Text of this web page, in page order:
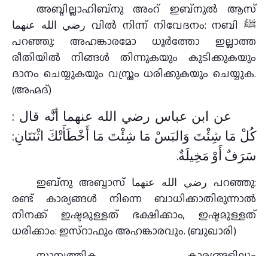
അബ്ദില്ലാഹിബ്നു അംറ് ഇബ്നുൽ ആസ്
رضي الله عنهما വിൽ നിന്ന് നിവേദനം: നബി ﷺ
പറഞ്ഞു: അഹങ്കാരമോ ധൂർത്തോ ഇല്ലാത്ത
രീതിയിൽ നിങ്ങൾ തിന്നുകയും കുടിക്കുകയും
ദാനം ചെയ്യുകയും വസ്ത്രം ധരിക്കുകയും ചെയ്യുക.
(അഹ്മദ്)
عن ابن عباس رضي الله عنهما أنَّه قال :
كُلْ مَا شِئْتَ وَالبَسْ مَا شِئْتَ مَا أَخْطَأَتْكَ اثْنَتَانِ:
سَرَفٌ أَوْ مَخِيلَةٌ.
ഇബ്നു അബ്ബാസ് رضي الله عنهما പറഞ്ഞു:
രണ്ട് കാര്യങ്ങൾ നിന്നെ ബാധിക്കാതിരുന്നാൽ
നിനക്ക് ഇഷ്ടമുള്ളത് ഭക്ഷിക്കാം, ഇഷ്ടമുള്ളത്
ധരിക്കാം: ഇസ്റാഫും അഹങ്കാരവും. (ബുഖാരി)